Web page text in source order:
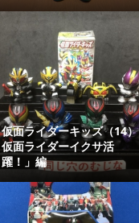
仮面ライダーキッズ（14）
仮面ライダーイクサ活
躍！」編